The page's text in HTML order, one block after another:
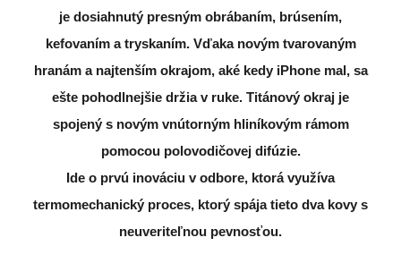
je dosiahnutý presným obrábaním, brúsením,
kefovaním a tryskaním. Vďaka novým tvarovaným
hranám a najtenším okrajom, aké kedy iPhone mal, sa
ešte pohodlnejšie držia v ruke. Titánový okraj je
spojený s novým vnútorným hliníkovým rámom
pomocou polovodičovej difúzie.
Ide o prvú inováciu v odbore, ktorá využíva
termomechanický proces, ktorý spája tieto dva kovy s
neuveriteľnou pevnosťou.